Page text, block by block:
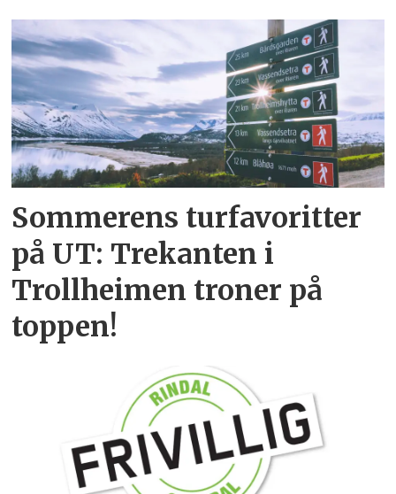
Sommerens turfavoritter
på UT: Trekanten i
Trollheimen troner på
toppen!